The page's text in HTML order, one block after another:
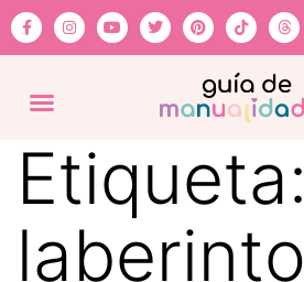
Etiqueta:
laberinto